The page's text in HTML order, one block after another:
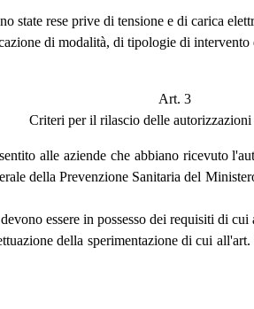
state rese prive di tensione e di carica
di modalità, di tipologie di
Art. 3
Criteri per il rilascio delle autorizzazioni
alle aziende che abbiano ricevuto
della Prevenzione Sanitaria del
essere in possesso dei requisiti di
della sperimentazione di cui